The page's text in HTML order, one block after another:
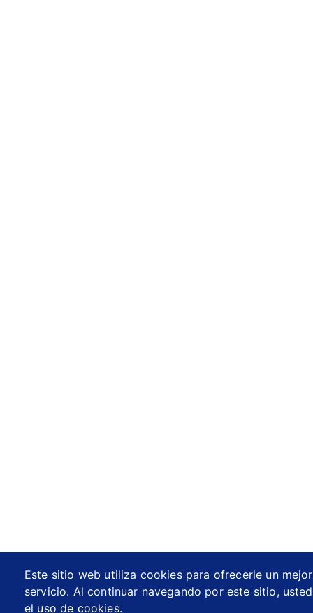
Este sitio web utiliza cookies para ofrecerle un mejor
servicio. Al continuar navegando por este sitio,
el uso de cookies.